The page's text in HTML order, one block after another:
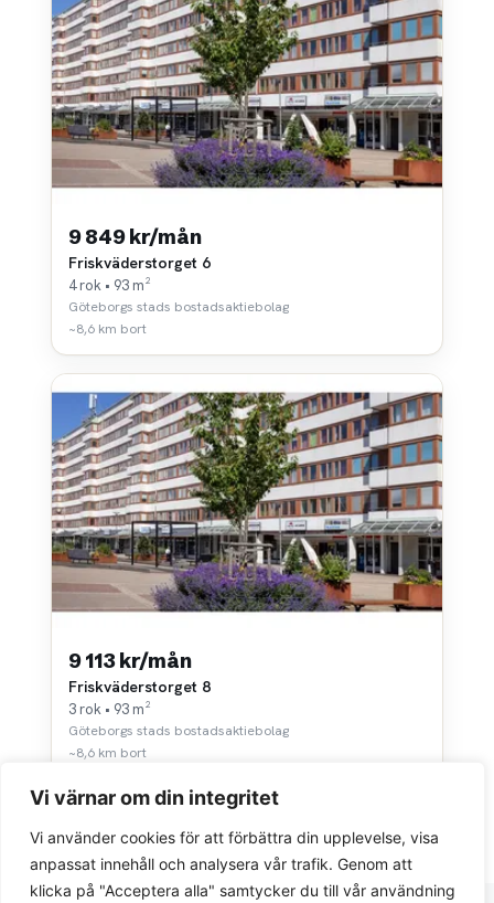
Vi värnar om din integritet
Vi använder cookies för att förbättra din upplevelse, visa
anpassat innehåll och analysera vår trafik. Genom att
klicka på "Acceptera alla" samtycker du till vår användning
9 849 kr/mån
Friskväderstorget 6
4 rok • 93 m²
Göteborgs stads bostadsaktiebolag
~8,6 km bort
9 113 kr/mån
Friskväderstorget 8
3 rok • 93 m²
Göteborgs stads bostadsaktiebolag
~8,6 km bort